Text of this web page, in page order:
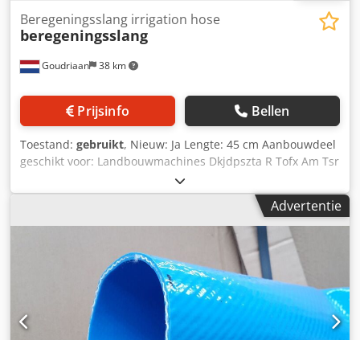
Goudriaan 38 km
Beregeningsslang irrigation hose
beregeningsslang
Prijsinfo Bellen
Toestand: gebruikt, Nieuw: Ja Lengte: 45 cm Aanbouwdeel
geschikt voor: Landbouwmachines Dkjdpszta R Tofx Am Tsr
Ca. 450 meter 3" beregeningsslang. Diverse lengtes. Deze
slang wordt in één partij verkocht. Staat: Nieuw
Advertentie